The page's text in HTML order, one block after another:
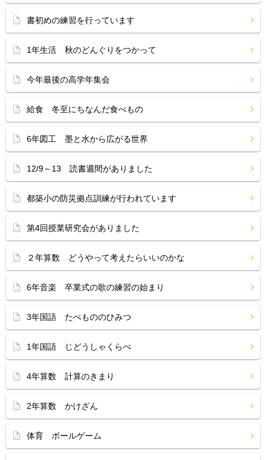
書初めの練習を行っています
1年生活 秋のどんぐりをつかって
今年最後の高学年集会
給食 冬至にちなんだ食べもの
6年図工 墨と水から広がる世界
12/9～13 読書週間がありました
都築小の防災拠点訓練が行われています
第4回授業研究会がありました
２年算数 どうやって考えたらいいのかな
6年音楽 卒業式の歌の練習の始まり
3年国語 たべもののひみつ
1年国語 じどうしゃくらべ
4年算数 計算のきまり
2年算数 かけざん
体育 ボールゲーム